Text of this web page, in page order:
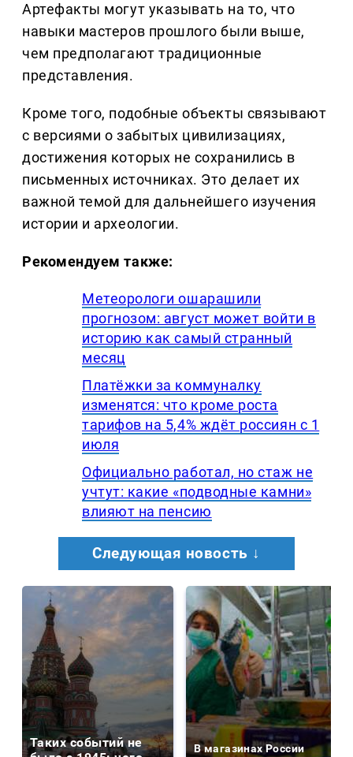
Артефакты могут указывать на то, что
навыки мастеров прошлого были выше,
чем предполагают традиционные
представления.
Кроме того, подобные объекты связывают
с версиями о забытых цивилизациях,
достижения которых не сохранились в
письменных источниках. Это делает их
важной темой для дальнейшего изучения
истории и археологии.
Рекомендуем также:
Метеорологи ошарашили
прогнозом: август может войти в
историю как самый странный
месяц
Платёжки за коммуналку
изменятся: что кроме роста
тарифов на 5,4% ждёт россиян с 1
июля
Официально работал, но стаж не
учтут: какие «подводные камни»
влияют на пенсию
Следующая новость ↓
Таких событий не
В магазинах России